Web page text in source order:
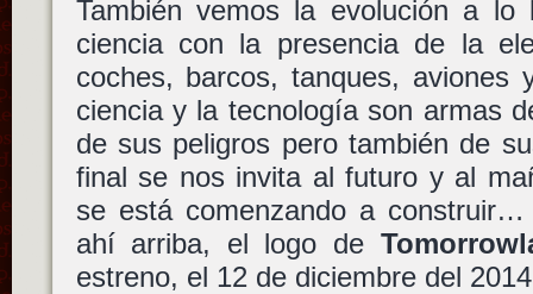
También vemos la evolución a
ciencia con la presencia de la
coches, barcos, tanques, aviones
ciencia y la tecnología son armas
de sus peligros pero también de
final se nos invita al futuro y al
se está comenzando a
ahí arriba, el logo de
estreno, el 12 de diciembre del